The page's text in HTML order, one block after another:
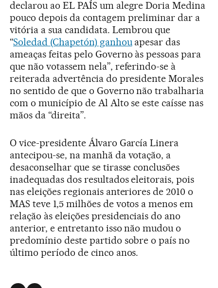
declarou ao EL PAÍS um alegre Doria Medina
pouco depois da contagem preliminar dar a
vitória a sua candidata. Lembrou que
“Soledad (Chapetón) ganhouapesar das
ameaças feitas pelo Governo às pessoas para
que não votassem nela”, referindo-se à
reiterada advertência do presidente Morales
no sentido de que o Governo não trabalharia
com o município de Al Alto se este caísse nas
mãos da “direita”.
O vice-presidente Álvaro García Linera
antecipou-se, na manhã da votação, a
desaconselhar que se tirasse conclusões
inadequadas dos resultados eleitorais, pois
nas eleições regionais anteriores de 2010 o
MAS teve 1,5 milhões de votos a menos em
relação às eleições presidenciais do ano
anterior, e entretanto isso não mudou o
predomínio deste partido sobre o país no
último período de cinco anos.